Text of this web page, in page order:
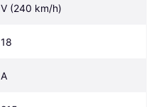
V (240 km/h)
18
A